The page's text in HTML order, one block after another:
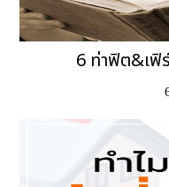
6 ท่าฟิต&เฟิ